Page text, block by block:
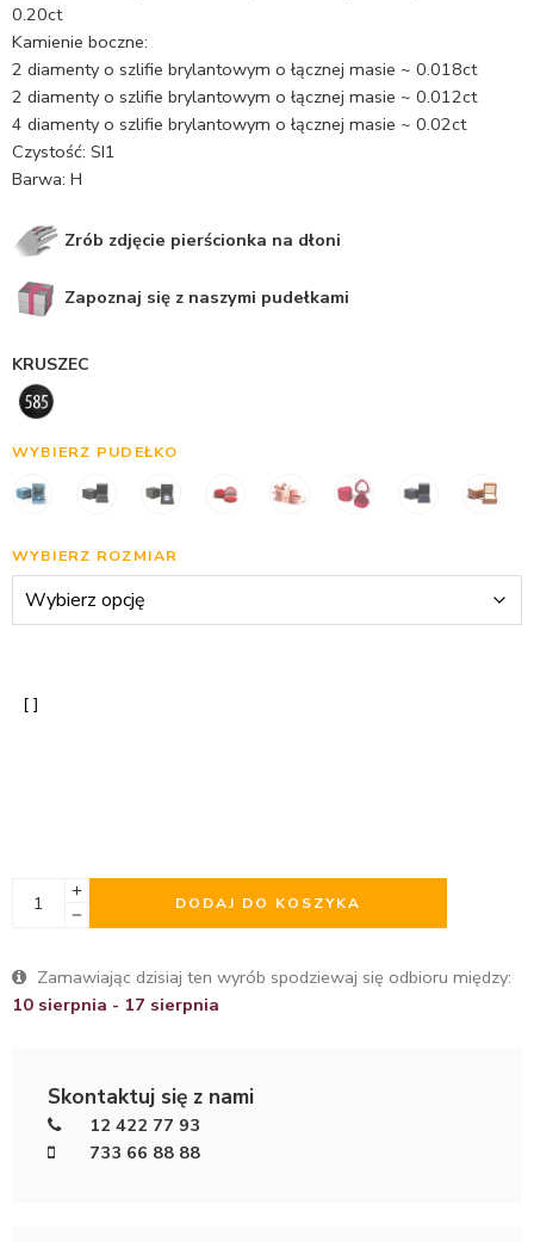
0.20ct
Kamienie boczne:
2 diamenty o szlifie brylantowym o łącznej masie ~ 0.018ct
2 diamenty o szlifie brylantowym o łącznej masie ~ 0.012ct
4 diamenty o szlifie brylantowym o łącznej masie ~ 0.02ct
Czystość: SI1
Barwa: H
Zrób zdjęcie pierścionka na dłoni
Zapoznaj się z naszymi pudełkami
KRUSZEC
WYBIERZ PUDEŁKO
WYBIERZ ROZMIAR
DODAJ DO KOSZYKA
Zamawiając dzisiaj ten wyrób spodziewaj się odbioru między:
10 sierpnia - 17 sierpnia
Skontaktuj się z nami
12 422 77 93
733 66 88 88